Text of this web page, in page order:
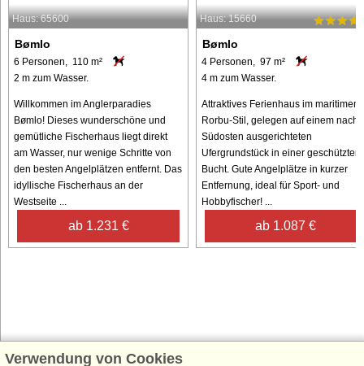
Haus: 65600
Bømlo
6 Personen, 110 m²
2 m zum Wasser.
Willkommen im Anglerparadies
Bømlo! Dieses wunderschöne und
gemütliche Fischerhaus liegt direkt
am Wasser, nur wenige Schritte von
den besten Angelplätzen entfernt. Das
idyllische Fischerhaus an der
Westseite ...
ab 1.231 €
Haus: 15660
Bømlo
4 Personen, 97 m²
4 m zum Wasser.
Attraktives Ferienhaus im maritimen
Rorbu-Stil, gelegen auf einem nach
Südosten ausgerichteten
Ufergrundstück in einer geschützten
Bucht. Gute Angelplätze in kurzer
Entfernung, ideal für Sport- und
Hobbyfischer! ...
ab 1.087 €
Verwendung von Cookies